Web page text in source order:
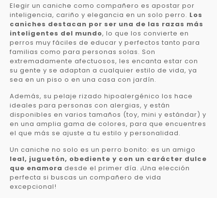
Elegir un caniche como compañero es apostar por
inteligencia, cariño y elegancia en un solo perro. Los
caniches destacan por ser una de las razas más
inteligentes del mundo, lo que los convierte en
perros muy fáciles de educar y perfectos tanto para
familias como para personas solas. Son
extremadamente afectuosos, les encanta estar con
su gente y se adaptan a cualquier estilo de vida, ya
sea en un piso o en una casa con jardín.
Además, su pelaje rizado hipoalergénico los hace
ideales para personas con alergias, y están
disponibles en varios tamaños (toy, mini y estándar) y
en una amplia gama de colores, para que encuentres
el que más se ajuste a tu estilo y personalidad.
Un caniche no solo es un perro bonito: es un amigo
leal, juguetón, obediente y con un carácter dulce
que enamora desde el primer día. ¡Una elección
perfecta si buscas un compañero de vida
excepcional!